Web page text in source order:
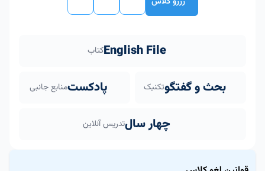
English Fileکتاب
بحث و گفتگوتکنیک پادکستمنابع جانبی
چهار سالتدریس آنلاین